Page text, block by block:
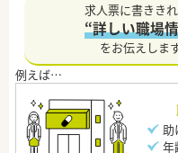
求人票に書きき
“詳しい職場
をお伝えします
助
年